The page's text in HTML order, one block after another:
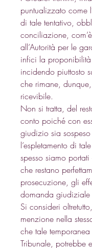
puntualizzato come
di tale tentativo,
conciliazione,
all’Autorità per le
infici la
incidendo piuttosto
che rimane,
ricevibile.
Non si tratta, del
conto poiché con
giudizio sia
l’espletamento di
spesso siamo
che restano
prosecuzione, gli
domanda giudiziale
Si consideri
menzione nella
che tale
Tribunale, potrebbe